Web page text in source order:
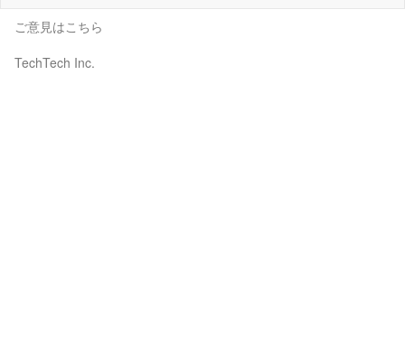
ご意見はこちら
TechTech Inc.